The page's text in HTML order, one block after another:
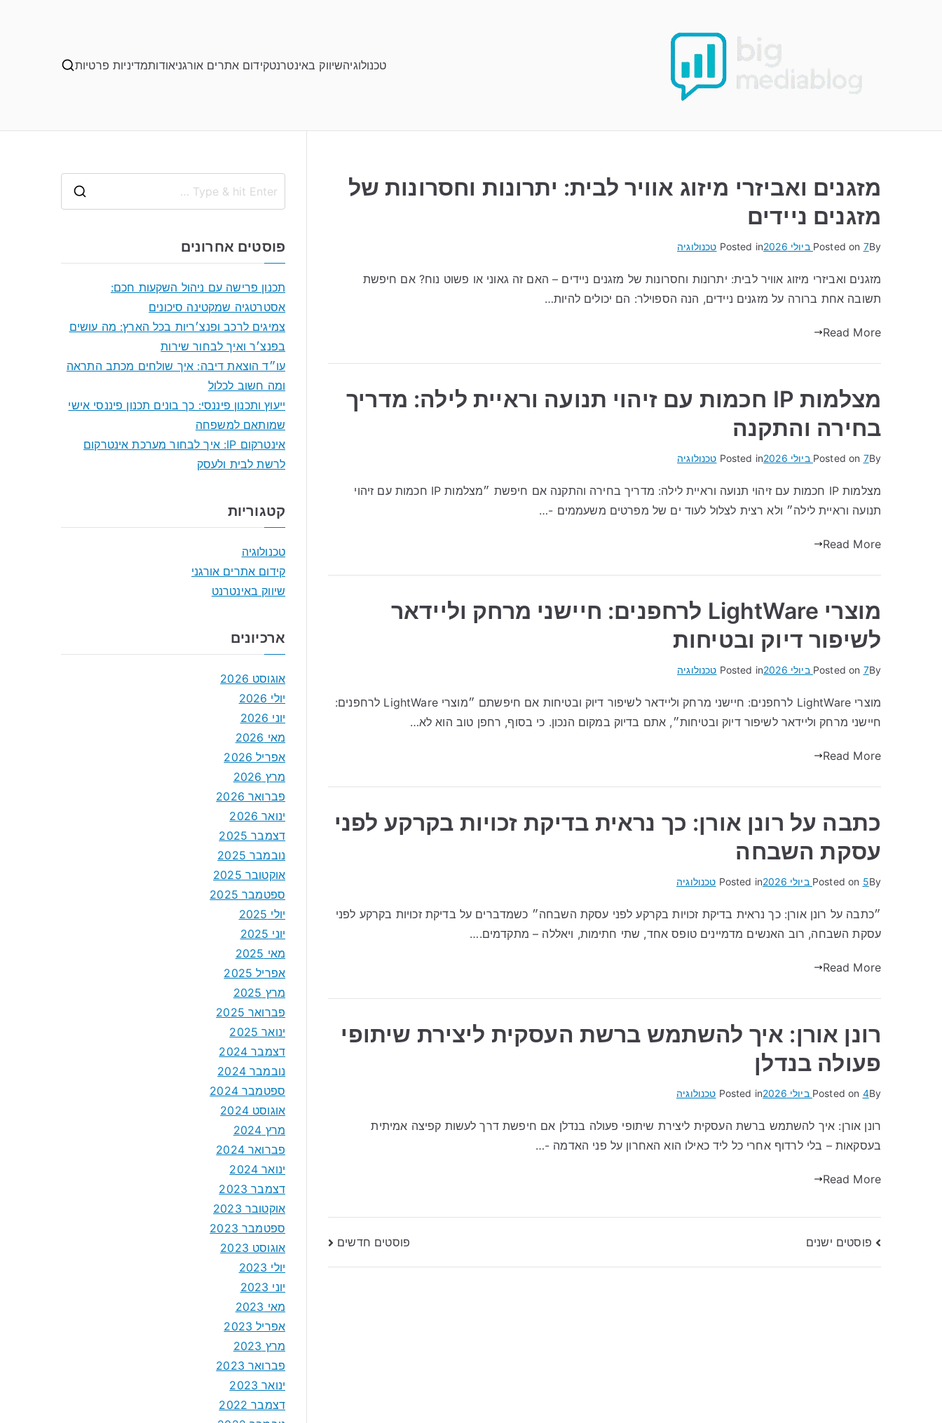
טכנולוגיהשיווק באינטרנטקידום אתרים אורגניאודותמדיניות פרטיות
מזגנים ואביזרי מיזוג אוויר לבית: יתרונות וחסרונות של
מזגנים ניידים
By
Posted on 7 ביולי 2026 Posted in טכנולוגיה
מזגנים ואביזרי מיזוג אוויר לבית: יתרונות וחסרונות של מזגנים ניידים – האם זה גאוני או פשוט נוח? אם חיפשת
תשובה אחת ברורה על מזגנים ניידים, הנה הספוילר: הם יכולים להיות…
Read More
מצלמות IP חכמות עם זיהוי תנועה וראיית לילה: מדריך
בחירה והתקנה
By
Posted on 7 ביולי 2026 Posted in טכנולוגיה
מצלמות IP חכמות עם זיהוי תנועה וראיית לילה: מדריך בחירה והתקנה אם חיפשת ״מצלמות IP חכמות עם זיהוי
תנועה וראיית לילה״ ולא רצית לצלול לעוד ים של מפרטים משעממים -…
Read More
מוצרי LightWare לרחפנים: חיישני מרחק וליידאר
לשיפור דיוק ובטיחות
By
Posted on 7 ביולי 2026 Posted in טכנולוגיה
מוצרי LightWare לרחפנים: חיישני מרחק וליידאר לשיפור דיוק ובטיחות אם חיפשתם ״מוצרי LightWare לרחפנים:
חיישני מרחק וליידאר לשיפור דיוק ובטיחות״, אתם בדיוק במקום הנכון. כי בסוף, רחפן טוב הוא לא…
Read More
כתבה על רונן אורן: כך נראית בדיקת זכויות בקרקע לפני
עסקת השבחה
By
Posted on 5 ביולי 2026 Posted in טכנולוגיה
״כתבה על רונן אורן: כך נראית בדיקת זכויות בקרקע לפני עסקת השבחה״ כשמדברים על בדיקת זכויות בקרקע לפני
עסקת השבחה, רוב האנשים מדמיינים טופס אחד, שתי חתימות, ויאללה – מתקדמים.…
Read More
רונן אורן: איך להשתמש ברשת העסקית ליצירת שיתופי
פעולה בנדלן
By
Posted on 4 ביולי 2026 Posted in טכנולוגיה
רונן אורן: איך להשתמש ברשת העסקית ליצירת שיתופי פעולה בנדלן אם חיפשת דרך לעשות קפיצה אמיתית
בעסקאות – בלי לרדוף אחרי כל ליד כאילו הוא האחרון על פני האדמה -…
Read More
ניווט
פוסטים ישנים פוסטים חדשים
פוסטים אחרונים
תכנון פרישה עם ניהול השקעות חכם:
אסטרטגיה שמקטינה סיכונים
צמיגים לרכב ופנצ׳ריות בכל הארץ: מה עושים
בפנצ׳ר ואיך לבחור שירות
עו״ד הוצאת דיבה: איך שולחים מכתב התראה
ומה חשוב לכלול
ייעוץ ותכנון פיננסי: כך בונים תכנון פיננסי אישי
שמותאם למשפחה
אינטרקום IP: איך לבחור מערכת אינטרקום
לרשת לבית ולעסק
קטגוריות
טכנולוגיה
קידום אתרים אורגני
שיווק באינטרנט
ארכיונים
אוגוסט 2026
יולי 2026
יוני 2026
מאי 2026
אפריל 2026
מרץ 2026
פברואר 2026
ינואר 2026
דצמבר 2025
נובמבר 2025
אוקטובר 2025
ספטמבר 2025
יולי 2025
יוני 2025
מאי 2025
אפריל 2025
מרץ 2025
פברואר 2025
ינואר 2025
דצמבר 2024
נובמבר 2024
ספטמבר 2024
אוגוסט 2024
מרץ 2024
פברואר 2024
ינואר 2024
דצמבר 2023
אוקטובר 2023
ספטמבר 2023
אוגוסט 2023
יולי 2023
יוני 2023
מאי 2023
אפריל 2023
מרץ 2023
פברואר 2023
ינואר 2023
דצמבר 2022